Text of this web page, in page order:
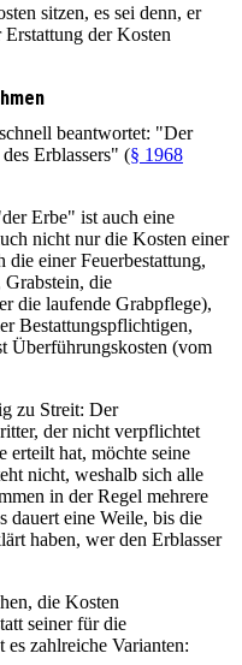
sitzen, es sei denn, er
der Kosten
beantwortet: "Der
Erblassers" (§ 1968
Erbe" ist auch eine
nicht nur die Kosten einer
einer Feuerbestattung,
Grabstein, die
die laufende Grabpflege),
Bestattungspflichtigen,
Überführungskosten (vom
zu Streit: Der
der nicht verpflichtet
erteilt hat, möchte seine
nicht, weshalb sich alle
in der Regel mehrere
dauert eine Weile, bis die
haben, wer den Erblasser
die Kosten
seiner für die
zahlreiche Varianten: